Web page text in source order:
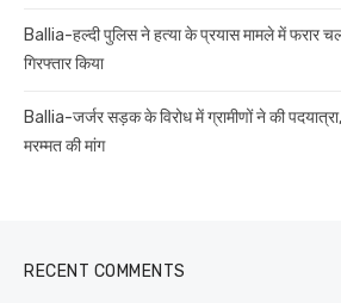
Ballia-हल्दी पुलिस ने हत्या के प्रयास मामले में फरार
गिरफ्तार किया
Ballia-जर्जर सड़क के विरोध में ग्रामीणों ने की
मरम्मत की मांग
RECENT COMMENTS